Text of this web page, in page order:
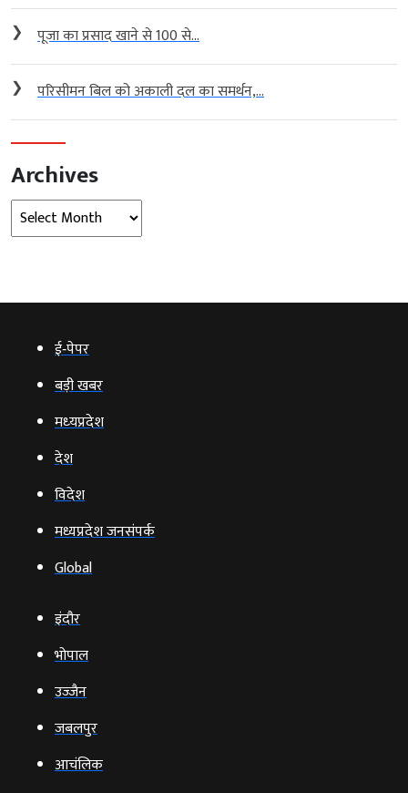
❯ पूजा का प्रसाद खाने से 100 से...
❯ परिसीमन बिल को अकाली दल का समर्थन,...
Archives
Archives
ई‑पेपर
बड़ी खबर
मध्‍यप्रदेश
देश
विदेश
मध्यप्रदेश जनसंपर्क
Global
इंदौर
भोपाल
उज्‍जैन
जबलपुर
आचंलिक